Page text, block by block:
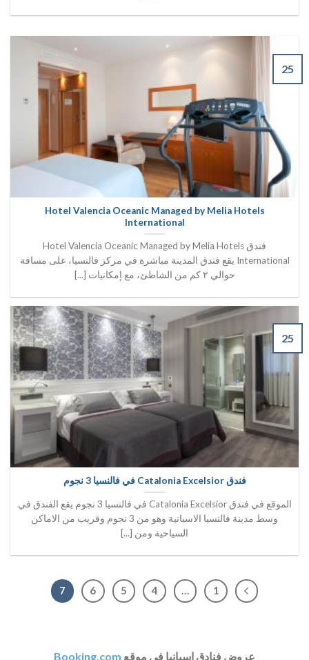
Hotel Valencia Oceanic Managed by Melia Hotels
International
فندق Hotel Valencia Oceanic Managed by Melia Hotels
International يقع فندق المدينة مباشرة في مركز فالنسيا، على مسافة
حوالي ٢ كم من الشاطئ، مع إمكانيات [...]
25
فندق Catalonia Excelsior في فالنسيا 3 نجوم
الموقع في فندق Catalonia Excelsior في فالنسيا 3 نجوم يقع الفندق في
وسط مدينة فالنسيا الاسبانية وهو من 3 نجوم وقريب من الاماكن
السياحية ومن [...]
25
1
…
4
5
6
7
عروض فنادق اسبانيا في موقع Booking.com